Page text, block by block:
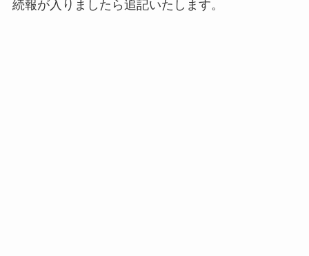
続報が入りましたら追記いたします。